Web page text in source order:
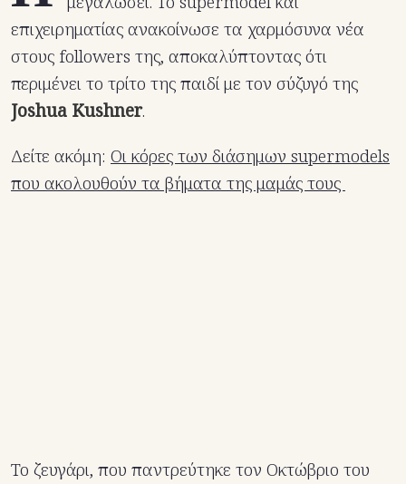
επιχειρηματίας ανακοίνωσε τα χαρμόσυνα νέα
στους followers της, αποκαλύπτοντας ότι
περιμένει το τρίτο της παιδί με τον σύζυγό της
Joshua Kushner.
Δείτε ακόμη: Οι κόρες των διάσημων supermodels
που ακολουθούν τα βήματα της μαμάς τους
Το ζευγάρι, που παντρεύτηκε τον Οκτώβριο του